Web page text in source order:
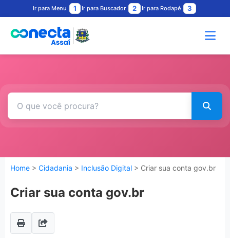
Ir para Menu 1 Ir para Buscador 2 Ir para Rodapé 3
Home > Cidadania > Inclusão Digital > Criar sua conta gov.br
Criar sua conta gov.br